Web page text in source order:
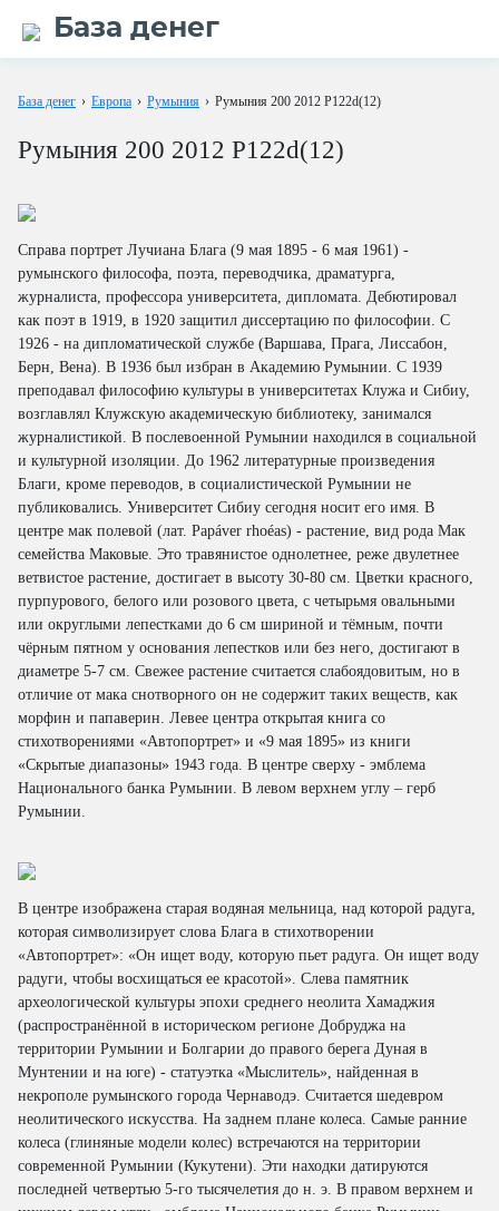
База денег
База денег › Европа › Румыния › Румыния 200 2012 P122d(12)
Румыния 200 2012 P122d(12)
Справа портрет Лучиана Блага (9 мая 1895 - 6 мая 1961) -
румынского философа, поэта, переводчика, драматурга,
журналиста, профессора университета, дипломата. Дебютировал
как поэт в 1919, в 1920 защитил диссертацию по философии. С
1926 - на дипломатической службе (Варшава, Прага, Лиссабон,
Берн, Вена). В 1936 был избран в Академию Румынии. C 1939
преподавал философию культуры в университетах Клужа и Сибиу,
возглавлял Клужскую академическую библиотеку, занимался
журналистикой. В послевоенной Румынии находился в социальной
и культурной изоляции. До 1962 литературные произведения
Благи, кроме переводов, в социалистической Румынии не
публиковались. Университет Сибиу сегодня носит его имя. В
центре мак полевой (лат. Papáver rhoéas) - растение, вид рода Мак
семейства Маковые. Это травянистое однолетнее, реже двулетнее
ветвистое растение, достигает в высоту 30-80 см. Цветки красного,
пурпурового, белого или розового цвета, с четырьмя овальными
или округлыми лепестками до 6 см шириной и тёмным, почти
чёрным пятном у основания лепестков или без него, достигают в
диаметре 5-7 см. Свежее растение считается слабоядовитым, но в
отличие от мака снотворного он не содержит таких веществ, как
морфин и папаверин. Левее центра открытая книга со
стихотворениями «Автопортрет» и «9 мая 1895» из книги
«Скрытые диапазоны» 1943 года. В центре сверху - эмблема
Национального банка Румынии. В левом верхнем углу – герб
Румынии.
В центре изображена старая водяная мельница, над которой радуга,
которая символизирует слова Блага в стихотворении
«Автопортрет»: «Он ищет воду, которую пьет радуга. Он ищет воду
радуги, чтобы восхищаться ее красотой». Слева памятник
археологической культуры эпохи среднего неолита Хамаджия
(распространённой в историческом регионе Добруджа на
территории Румынии и Болгарии до правого берега Дуная в
Мунтении и на юге) - статуэтка «Мыслитель», найденная в
некрополе румынского города Чернаводэ. Считается шедевром
неолитического искусства. На заднем плане колеса. Самые ранние
колеса (глиняные модели колес) встречаются на территории
современной Румынии (Кукутени). Эти находки датируются
последней четвертью 5-го тысячелетия до н. э. В правом верхнем и